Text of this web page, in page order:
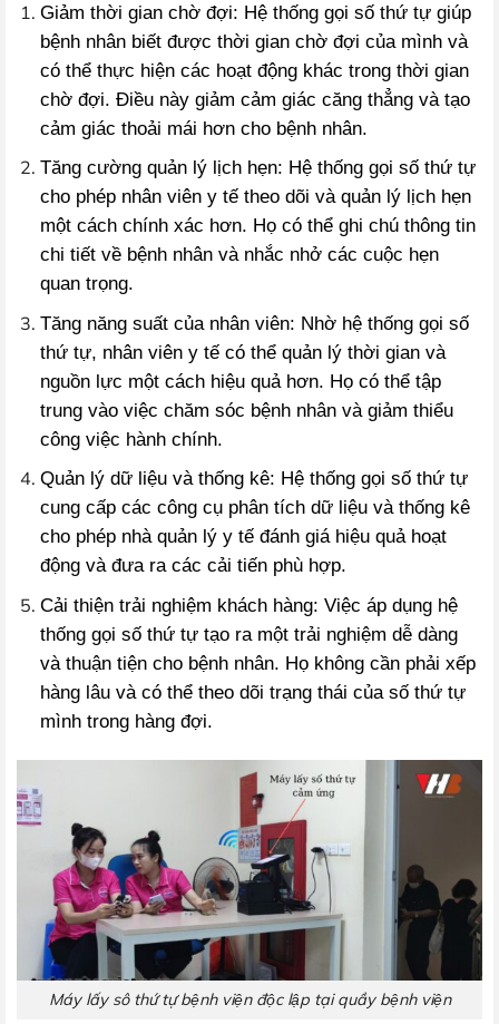
Giảm thời gian chờ đợi: Hệ thống gọi số thứ tự giúp
bệnh nhân biết được thời gian chờ đợi của mình và
có thể thực hiện các hoạt động khác trong thời gian
chờ đợi. Điều này giảm cảm giác căng thẳng và tạo
cảm giác thoải mái hơn cho bệnh nhân.
Tăng cường quản lý lịch hẹn: Hệ thống gọi số thứ tự
cho phép nhân viên y tế theo dõi và quản lý lịch hẹn
một cách chính xác hơn. Họ có thể ghi chú thông tin
chi tiết về bệnh nhân và nhắc nhở các cuộc hẹn
quan trọng.
Tăng năng suất của nhân viên: Nhờ hệ thống gọi số
thứ tự, nhân viên y tế có thể quản lý thời gian và
nguồn lực một cách hiệu quả hơn. Họ có thể tập
trung vào việc chăm sóc bệnh nhân và giảm thiểu
công việc hành chính.
Quản lý dữ liệu và thống kê: Hệ thống gọi số thứ tự
cung cấp các công cụ phân tích dữ liệu và thống kê
cho phép nhà quản lý y tế đánh giá hiệu quả hoạt
động và đưa ra các cải tiến phù hợp.
Cải thiện trải nghiệm khách hàng: Việc áp dụng hệ
thống gọi số thứ tự tạo ra một trải nghiệm dễ dàng
và thuận tiện cho bệnh nhân. Họ không cần phải xếp
hàng lâu và có thể theo dõi trạng thái của số thứ tự
mình trong hàng đợi.
Máy lấy sô thứ tự bệnh viện độc lập tại quầy bệnh viện